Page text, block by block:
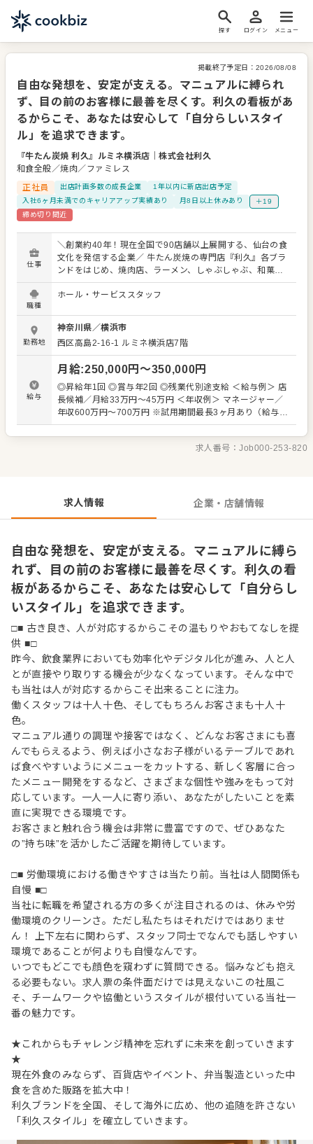
探す ログイン メニュー
掲載終了予定日： 2026/08/08
自由な発想を、安定が支える。マニュアルに縛られ
ず、目の前のお客様に最善を尽くす。利久の看板があ
るからこそ、あなたは安心して「自分らしいスタイ
ル」を追求できます。
『牛たん炭焼 利久』ルミネ横浜店 ｜株式会社利久
和食全般／焼肉／ファミレス
正社員
出店計画多数の成長企業
1年以内に新店出店予定
入社6ヶ月未満でのキャリアアップ実績あり
月8日以上休みあり
＋19
締め切り間近
仕事
＼創業約40年！現在全国で90店舗以上展開する、仙台の食
文化を発信する企業／ 牛たん炭焼の専門店『利久』各ブラ
ンドをはじめ、焼肉店、ラーメン、しゃぶしゃぶ、和菓
子、ベーカリーカフェなど、新業態も積極展開する『株式
会社利久』。 仙台の牛タンを手掛ける企業としてブランド
め、新しい力を必要としています！ □■ マネジメント経験な
どは一切不問！ 入社後はホール業務や牛たん焼きなどのキ
ッチン業務といった店舗運営業務をお任せします。本格的
な炭火で焼き上げる焼きの作業も、大体1～3ヶ月ほどでひ
とり立ちできます！ 先輩によるマンツーマンのOJTからス
タートしますので、ご安心ください。数多くの未経験者が
成長していった実績もありますし、仙台といえば・牛たん
といえば利久と、ブランドとして日本になじんでいるから
にどちらかに特化した働き方も可能ですので、ぜひお気軽
ばお客様に喜んでもらえるかに特化した対応が可能！ また
マネジメントラインに進まず、ずっと現場で活躍する道も
ございます。
職種
ホール・サービススタッフ
勤務地
神奈川県／横浜市
西区高島2-16-1 ルミネ横浜店7階
給与
月給:250,000円〜350,000円
◎昇給年1回 ◎賞与年2回 ◎残業代別途支給 ＜給与例＞ 店
長候補／月給33万円～45万円 ＜年収例＞ マネージャー／
年収600万円～700万円 ※試用期間最長3ヶ月あり（給与変
動なし。期間中は提示月給を想定勤務時間で割返し、時給
換算にて支給します）
求人番号：Job000-253-820
求人情報 企業・店舗情報
自由な発想を、安定が支える。マニュアルに縛ら
れず、目の前のお客様に最善を尽くす。利久の看
板があるからこそ、あなたは安心して「自分らし
いスタイル」を追求できます。
□■ 古き良き、人が対応するからこその温もりやおもてなしを提
供 ■□
昨今、飲食業界においても効率化やデジタル化が進み、人と人
とが直接やり取りする機会が少なくなっています。そんな中で
も当社は人が対応するからこそ出来ることに注力。
働くスタッフは十人十色、そしてもちろんお客さまも十人十
色。
マニュアル通りの調理や接客ではなく、どんなお客さまにも喜
んでもらえるよう、例えば小さなお子様がいるテーブルであれ
ば食べやすいようにメニューをカットする、新しく客層に合っ
たメニュー開発をするなど、さまざまな個性や強みをもって対
応しています。一人一人に寄り添い、あなたがしたいことを素
直に実現できる環境です。
お客さまと触れ合う機会は非常に豊富ですので、ぜひあなた
の”持ち味”を活かしたご活躍を期待しています。
□■ 労働環境における働きやすさは当たり前。当社は人間関係も
自慢 ■□
当社に転職を希望される方の多くが注目されるのは、休みや労
働環境のクリーンさ。ただし私たちはそれだけではありませ
ん！ 上下左右に関わらず、スタッフ同士でなんでも話しやすい
環境であることが何よりも自慢なんです。
いつでもどこでも顔色を窺わずに質問できる。悩みなども抱え
る必要もない。求人票の条件面だけでは見えないこの社風こ
そ、チームワークや協働というスタイルが根付いている当社一
番の魅力です。
★これからもチャレンジ精神を忘れずに未来を創っていきます
★
現在外食のみならず、百貨店やイベント、弁当製造といった中
食を含めた販路を拡大中！
利久ブランドを全国、そして海外に広め、他の追随を許さない
「利久スタイル」を確立していきます。